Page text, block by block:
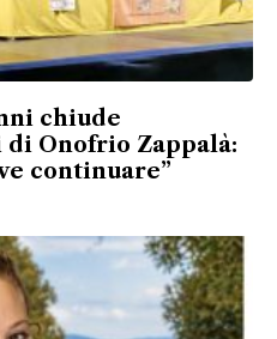
chiude
di Onofrio Zappalà:
continuare”